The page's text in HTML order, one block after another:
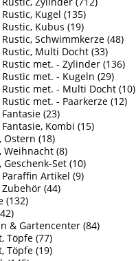
Kugel (135)
Kubus (19)
Schwimmkerze (48)
Multi Docht (33)
met. - Zylinder (136)
met. - Kugeln (29)
Rustic met. - Multi Docht (10)
met. - Paarkerze (12)
(23)
Kombi (15)
Ostern (18)
Weihnacht (8)
Geschenk-Set (10)
Artikel (9)
(44)
(132)
& Gartencenter (84)
Töpfe (77)
Töpfe (19)